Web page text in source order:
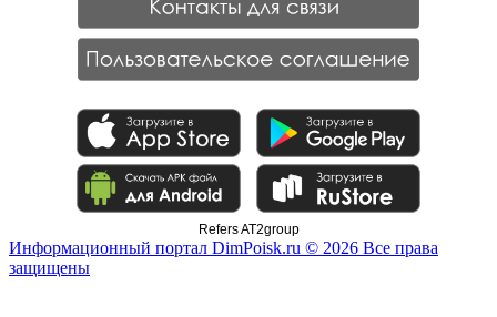
Refers AT2group
Информационный портал DimPoisk.ru © 2026 Все права
защищены